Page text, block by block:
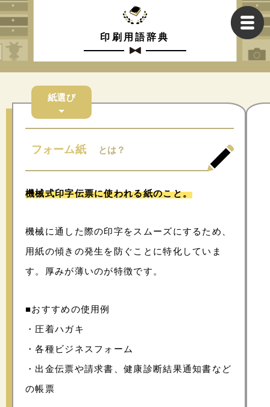
印刷用語辞典
紙選び
フォーム紙 とは？
機械式印字伝票に使われる紙のこと。
機械に通した際の印字をスムーズにするため、
用紙の傾きの発生を防ぐことに特化していま
す。厚みが薄いのが特徴です。
■おすすめの使用例
・圧着ハガキ
・各種ビジネスフォーム
・出金伝票や請求書、健康診断結果通知書など
の帳票